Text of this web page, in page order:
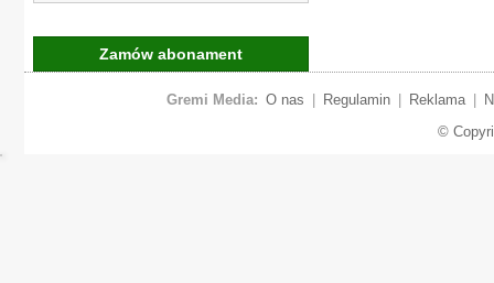
Zamów abonament
Gremi Media: O nas Regulamin Reklama
©